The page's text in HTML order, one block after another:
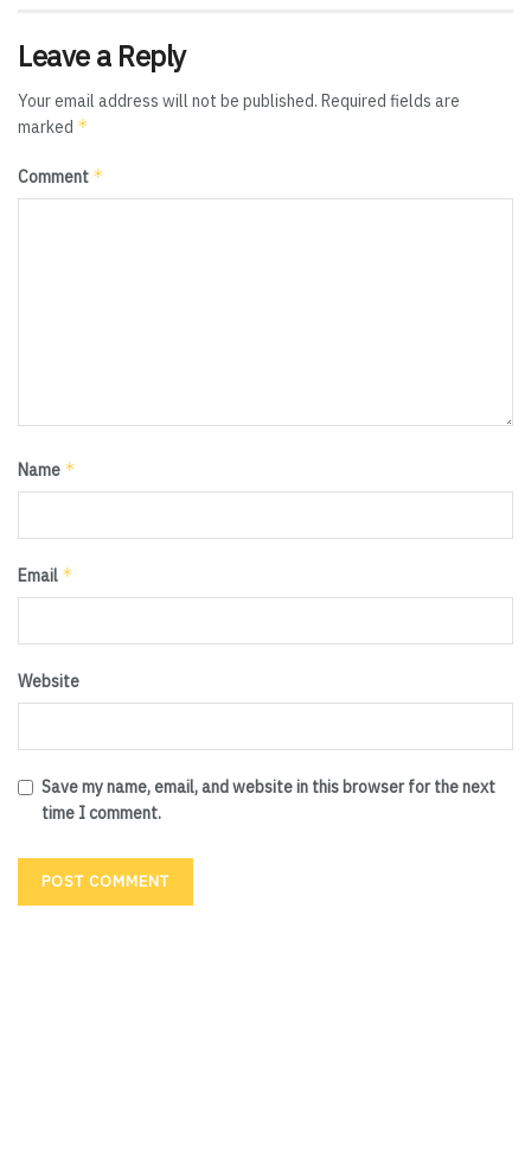
Leave a Reply
Your email address will not be published. Required fields are
marked *
Comment *
Name *
Email *
Website
Save my name, email, and website in this browser for the next
time I comment.